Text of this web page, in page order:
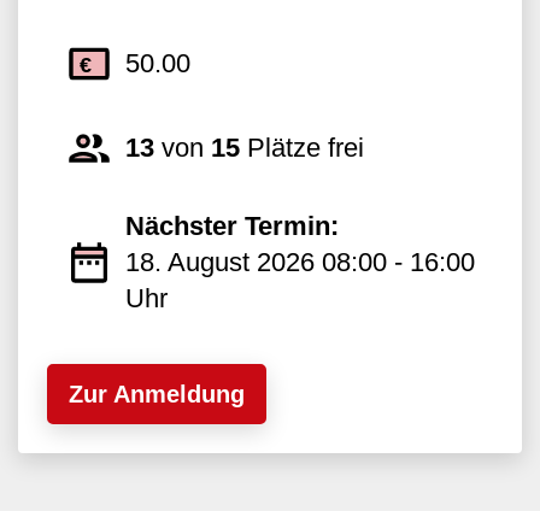
50.00
13 von 15 Plätze frei
Nächster Termin:
18. August 2026 08:00 - 16:00
Uhr
Zur Anmeldung